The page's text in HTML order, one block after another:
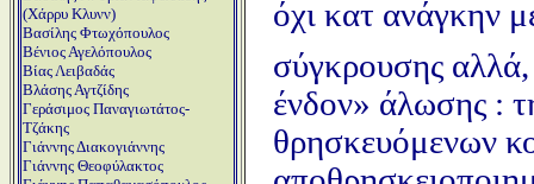
(Χάρρυ Κλυνν)
Βασίλης Φτωχόπουλος
Βένιος Αγελόπουλος
Βίας Λειβαδάς
Βλάσης Αγτζίδης
Γεράσιμος Παναγιωτάτος-
Τζάκης
Γιάννης Διακογιάννης
Γιάννης Θεοφύλακτος
όχι κατ ανάγκην
σύγκρουσης
ένδον» άλωσης :
θρησκευόμενων